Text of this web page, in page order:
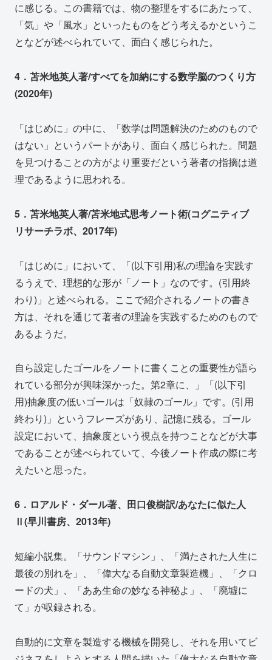
に感じる。この書籍では、物の整理をするにあたって、
「気」や「風水」といったものをどう考えるかというこ
となどが述べられていて、面白く感じられた。
4．苫米地英人著/すべてを加納にする数学脳のつくり方
(2020年)
「はじめに」の中に、「数学は問題解決のためのもので
はない」というパートがあり、面白く感じられた。問題
を見つけることの方がより重要だという著者の指摘は道
理であるように思われる。
5．苫米地英人著/苫米地式思考ノート術(コグニティブ
リサーチラボ、2017年)
「はじめに」において、「(以下引用)私の理論を実践す
るうえで、理想的な形が「ノート」なのです。(引用終
わり)」と述べられる。ここで紹介されるノートの書き
方は、それを通じて著者の理論を実践するためのもので
あるようだ。
自ら設定したゴールをノートに書くことの重要性が語ら
れている部分が興味深かった。第2章に、」「(以下引
用)抽象度の低いゴールは「奴隷のゴール」です。(引用
終わり)」というフレーズがあり、記憶に残る。ゴール
設定において、抽象度という視点を持つことなどが大事
であることが述べられていて、今後ノート作成の際に考
えたいと思った。
6．ロアルド・ダール著、田口俊樹訳/あなたに似た人
Ⅱ(早川書房、2013年)
短編小説集。「サウンドマシン」、「満たされた人生に
最後の別れを」、「偉大なる自動文章製造機」、「クロ
ードの犬」、「ああ生命の妙なる神秘よ」、「廃墟に
て」が収録される。
自動的に文章を製造する機械を開発し、それを用いてビ